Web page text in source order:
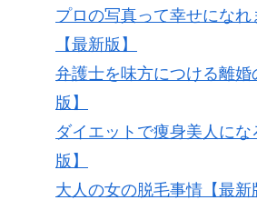
プロの写真って幸せになれ
【最新版】
弁護士を味方につける離婚
版】
ダイエットで痩身美人にな
版】
大人の女の脱毛事情【最新